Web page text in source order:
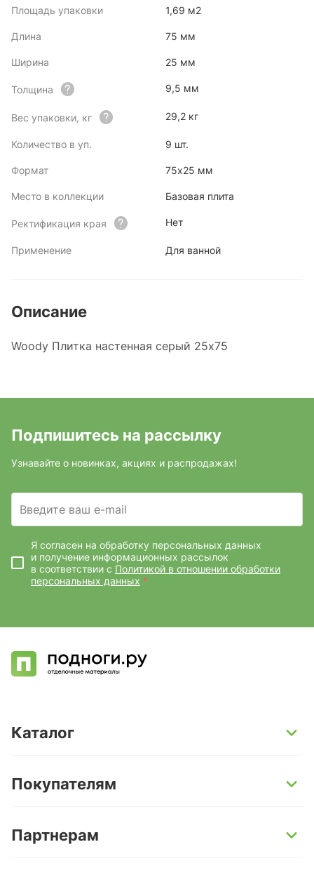
Площадь упаковки 1,69 м2
Длина 75 мм
Ширина 25 мм
Толщина 9,5 мм
Вес упаковки, кг 29,2 кг
Количество в уп. 9 шт.
Формат 75x25 мм
Место в коллекции Базовая плита
Ректификация края Нет
Применение Для ванной
Описание
Woody Плитка настенная серый 25х75
Подпишитесь на рассылку
Узнавайте о новинках, акциях и распродажах!
Введите ваш e-mail
Я согласен на обработку персональных данных
и получение информационных рассылок
в соответствии с Политикой в отношении обработки
персональных данных *
Каталог
Кварц-винил и LVT-плитка
Ламинат
Покупателям
Условия доставки
Партнерам